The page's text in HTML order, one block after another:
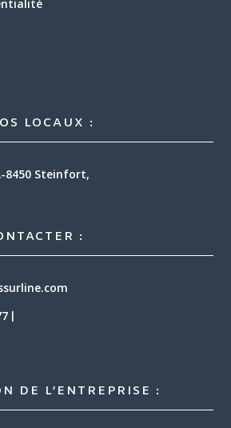
LOCAUX :
8450 Steinfort,
:
|
DE L’ENTREPRISE :